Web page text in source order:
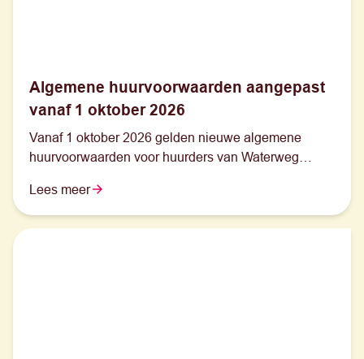
Algemene huurvoorwaarden aangepast
vanaf 1 oktober 2026
Vanaf 1 oktober 2026 gelden nieuwe algemene
huurvoorwaarden voor huurders van Waterweg
Lees meer